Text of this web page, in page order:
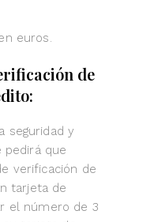
euros.
de
seguridad y
pedirá que
verificación de
tarjeta de
el número de 3